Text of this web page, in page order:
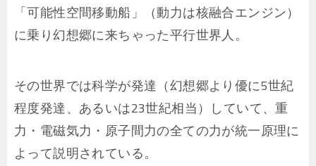
「可能性空間移動船」（動力は核融合エンジン）
に乗り幻想郷に来ちゃった平行世界人。
その世界では科学が発達（幻想郷より優に5世紀
程度発達、あるいは23世紀相当）していて、重
力・電磁気力・原子間力の全ての力が統一原理に
よって説明されている。